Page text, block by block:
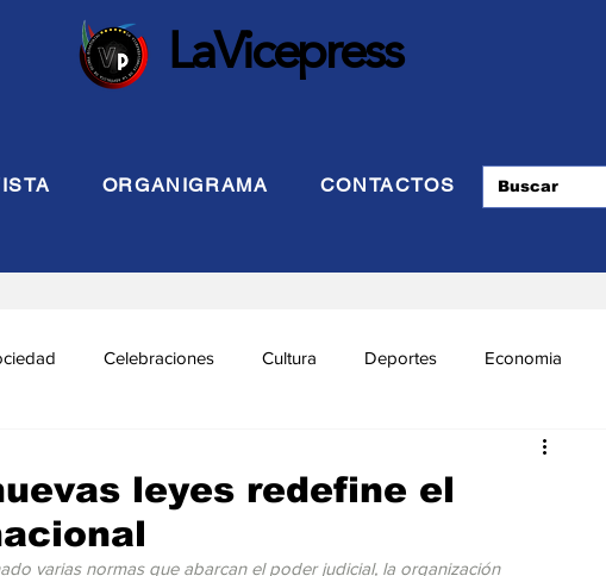
LaVicepress
ORGANIGRAMA CONTACTOS
Celebraciones Cultura Deportes Economia
INTERIOR
Cumbres
leyes redefine el
varias normas que abarcan el poder judicial, la organización